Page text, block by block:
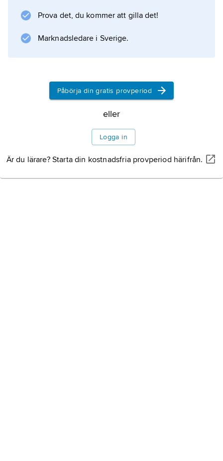
Prova det, du kommer att gilla det!
Marknadsledare i Sverige.
Påbörja din gratis provperiod
eller
Logga in
Är du lärare? Starta din kostnadsfria provperiod härifrån.